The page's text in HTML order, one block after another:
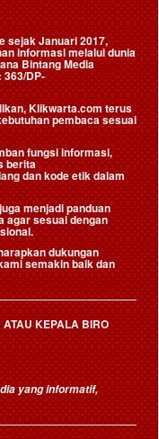
sejak Januari 2017,
informasi melalui dunia
Bintang Media
363/DP-
Klikwarta.com terus
pembaca sesuai
fungsi informasi,
berita
dan kode etik dalam
menjadi panduan
agar sesuai dengan
dukungan
semakin baik dan
KEPALA BIRO
yang informatif,